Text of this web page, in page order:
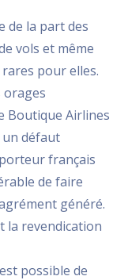
de la part des
vols et même
pour elles.
orages
Boutique Airlines
un défaut
français
de faire
généré.
la revendication
possible de